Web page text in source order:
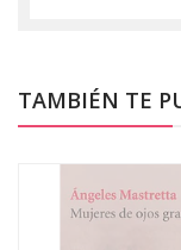
TAMBIÉN TE